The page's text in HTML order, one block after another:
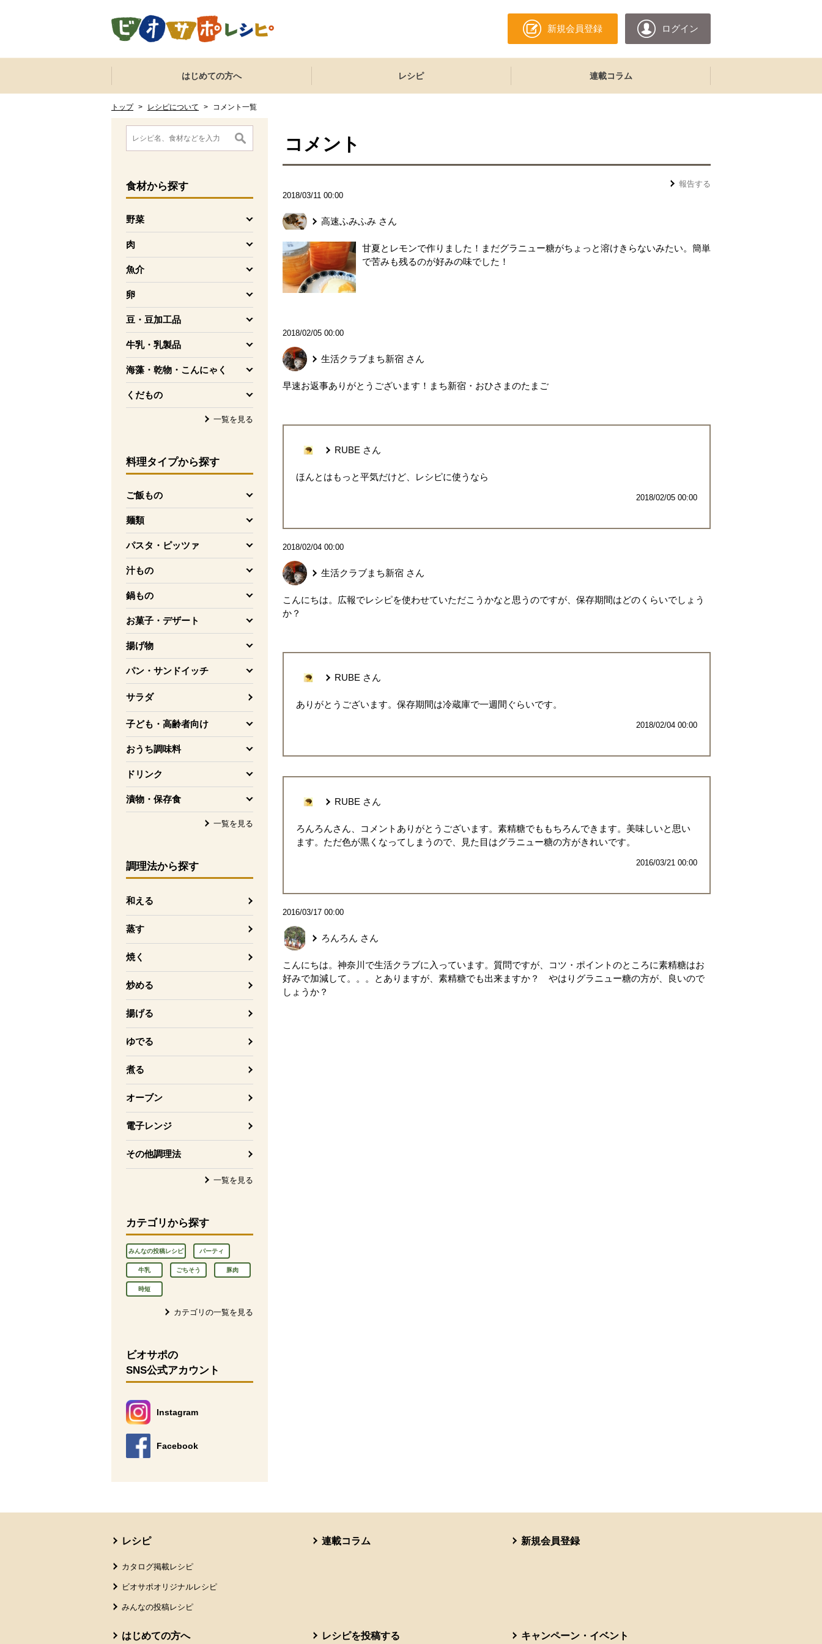
新規会員登録 ログイン
ここからサイト内共通メニューです。
サイト内共通メニューをスキップする
はじめての方へ レシピ 連載コラム
トップ > レシピについて > コメント一覧
ここから消費材検索メニューです。
食材から探す
野菜
を開く
肉
を開く
魚介
を開く
卵
を開く
豆・豆加工品
を開く
牛乳・乳製品
を開く
海藻・乾物・こんにゃく
を開く
くだもの
を開く
一覧を見る
料理タイプから探す
ご飯もの
を開く
麺類
を開く
パスタ・ピッツァ
を開く
汁もの
を開く
鍋もの
を開く
お菓子・デザート
を開く
揚げ物
を開く
パン・サンドイッチ
を開く
サラダ
子ども・高齢者向け
を開く
おうち調味料
を開く
ドリンク
を開く
漬物・保存食
を開く
一覧を見る
調理法から探す
和える
蒸す
焼く
炒める
揚げる
ゆでる
煮る
オーブン
電子レンジ
その他調理法
一覧を見る
カテゴリから探す
みんなの投稿レシピ パーティ
牛乳 ごちそう 豚肉
時短
カテゴリの一覧を見る
消費材検索メニューここまで。
ここから本文です。
ビオサポの
SNS公式アカウント
Instagram
別のウィンドウで開きます。
Facebook
別のウィンドウで開きます。
コメント
報告する
2018/03/11 00:00
高速ふみふみ さん
甘夏とレモンで作りました！まだグラニュー糖がちょっと溶けきらないみたい。簡単
で苦みも残るのが好みの味でした！
2018/02/05 00:00
生活クラブまち新宿 さん
早速お返事ありがとうございます！まち新宿・おひさまのたまご
RUBE さん
ほんとはもっと平気だけど、レシピに使うなら
2018/02/05 00:00
2018/02/04 00:00
生活クラブまち新宿 さん
こんにちは。広報でレシピを使わせていただこうかなと思うのですが、保存期間はどのくらいでしょう
か？
RUBE さん
ありがとうございます。保存期間は冷蔵庫で一週間ぐらいです。
2018/02/04 00:00
RUBE さん
ろんろんさん、コメントありがとうございます。素精糖でももちろんできます。美味しいと思い
ます。ただ色が黒くなってしまうので、見た目はグラニュー糖の方がきれいです。
2016/03/21 00:00
2016/03/17 00:00
ろんろん さん
こんにちは。神奈川で生活クラブに入っています。質問ですが、コツ・ポイントのところに素精糖はお
好みで加減して。。。とありますが、素精糖でも出来ますか？ やはりグラニュー糖の方が、良いので
しょうか？
レシピ
カタログ掲載レシピ
ビオサポオリジナルレシピ
みんなの投稿レシピ
連載コラム 新規会員登録
はじめての方へ レシピを投稿する キャンペーン・イベント